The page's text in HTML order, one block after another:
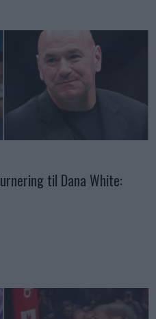
til Dana White: